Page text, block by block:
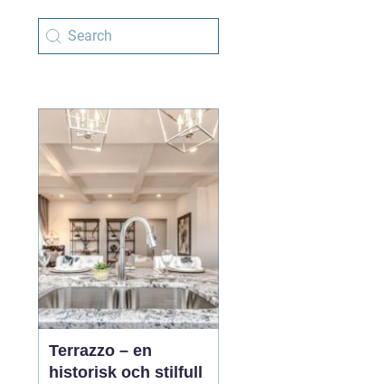
Terrazzo – en
historisk och stilfull